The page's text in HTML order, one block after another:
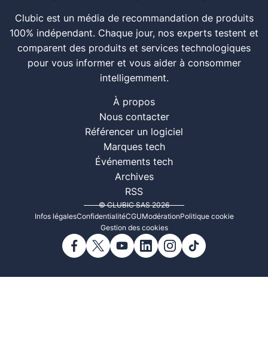
Clubic est un média de recommandation de produits
100% indépendant. Chaque jour, nos experts testent et
comparent des produits et services technologiques
pour vous informer et vous aider à consommer
intelligemment.
À propos
Nous contacter
Référencer un logiciel
Marques tech
Événements tech
Archives
RSS
© CLUBIC SAS 2026
Infos légalesConfidentialitéCGUModérationPolitique cookie
Gestion des cookies